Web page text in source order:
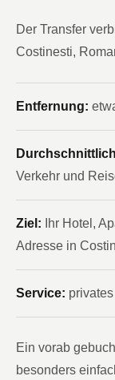
Der Transfer
Costinesti,
Entfernung:
Verkehr und
Ziel: Ihr Hotel,
Adresse in
Service:
Ein vorab
besonders